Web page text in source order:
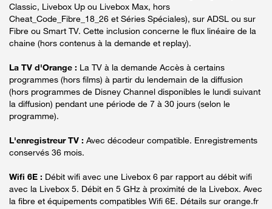
Classic, Livebox Up ou Livebox Max, hors
Cheat_Code_Fibre_18_26 et Séries Spéciales), sur ADSL ou sur
Fibre ou Smart TV. Cette inclusion concerne le flux linéaire de la
chaine (hors contenus à la demande et replay).
La TV d'Orange : La TV à la demande Accès à certains
programmes (hors films) à partir du lendemain de la diffusion
(hors programmes de Disney Channel disponibles le lundi suivant
la diffusion) pendant une période de 7 à 30 jours (selon le
programme).
L'enregistreur TV : Avec décodeur compatible. Enregistrements
conservés 36 mois.
Wifi 6E : Débit wifi avec une Livebox 6 par rapport au débit wifi
avec la Livebox 5. Débit en 5 GHz à proximité de la Livebox. Avec
la fibre et équipements compatibles Wifi 6E. Détails sur orange.fr